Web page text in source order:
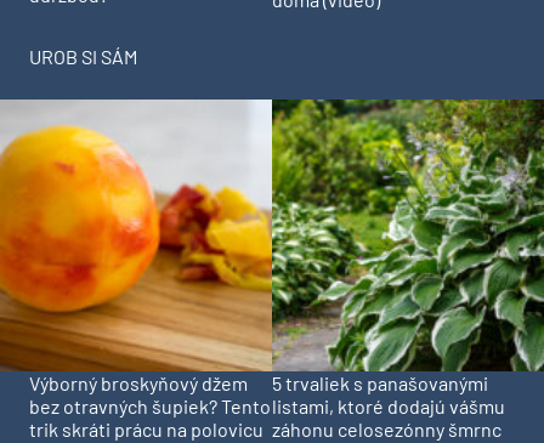
UROB SI SÁM
Výborný broskyňový džem
bez otravných šupiek? Tento
trik skráti prácu na polovicu
5 trvaliek s panašovanými
listami, ktoré dodajú vášmu
záhonu celosezónny šmrnc